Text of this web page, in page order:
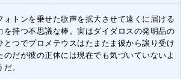
ォトンを乗せた歌声を拡大させて遠くに届ける
を持つ不思議な棒。実はダイダロスの発明品の
とつでプロメテウスはたまたま彼から譲り受け
のだが彼の正体には現在でも気づいていないよ
だ。